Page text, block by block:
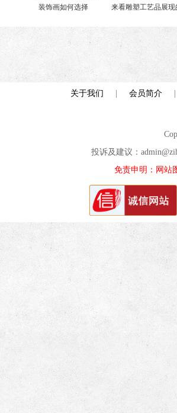
装饰画如何选择
来看雕塑工艺品展现
关于我们 会员简介
投诉及建议：
免责申明：网站